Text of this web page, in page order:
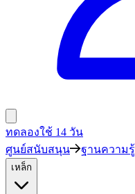
ทดลองใช้ 14 วัน
ศูนย์สนับสนุน
ฐานความรู้
เหล็ก